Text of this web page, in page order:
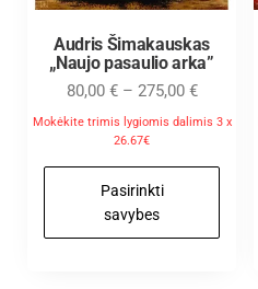
Audris Šimakauskas
„Naujo pasaulio arka”
80,00 € – 275,00 €
Mokėkite trimis lygiomis dalimis 3 x
26.67€
Pasirinkti
savybes